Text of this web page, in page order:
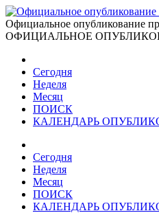
Официальное опубликование
ОФИЦИАЛЬНОЕ
Сегодня
Неделя
Месяц
ПОИСК
КАЛЕНДАРЬ
Сегодня
Неделя
Месяц
ПОИСК
КАЛЕНДАРЬ